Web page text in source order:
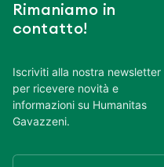
Rimaniamo in
contatto!
Iscriviti alla nostra newsletter
per ricevere novità e
informazioni su Humanitas
Gavazzeni.